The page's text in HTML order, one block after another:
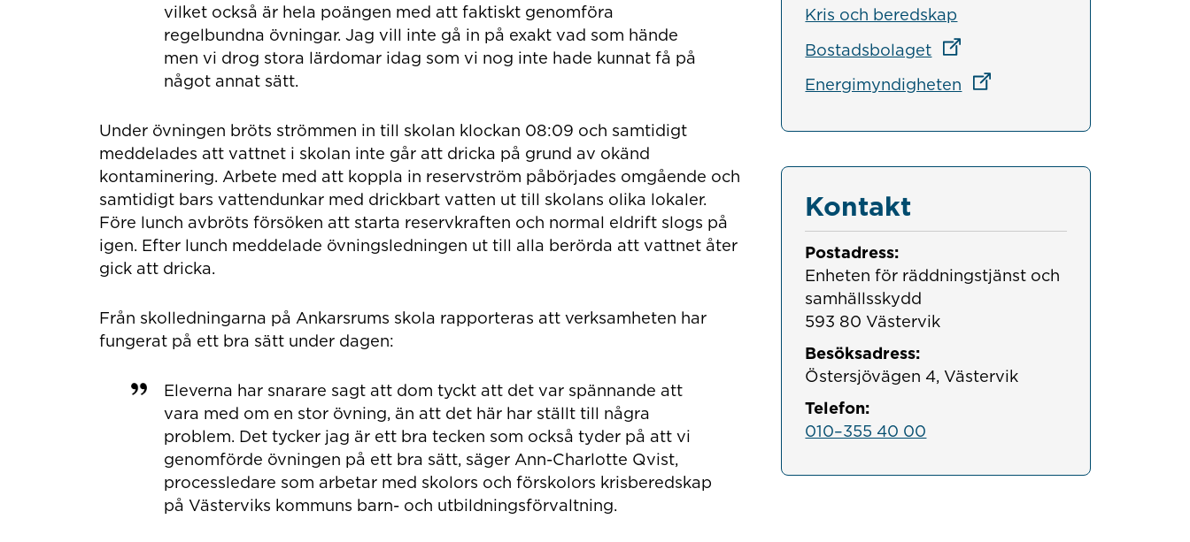
vilket också är hela poängen med att faktiskt genomföra
regelbundna övningar. Jag vill inte gå in på exakt vad som hände
men vi drog stora lärdomar idag som vi nog inte hade kunnat få på
något annat sätt.
Under övningen bröts strömmen in till skolan klockan 08:09 och samtidigt
meddelades att vattnet i skolan inte går att dricka på grund av okänd
kontaminering. Arbete med att koppla in reservström påbörjades omgående och
samtidigt bars vattendunkar med drickbart vatten ut till skolans olika lokaler.
Före lunch avbröts försöken att starta reservkraften och normal eldrift slogs på
igen. Efter lunch meddelade övningsledningen ut till alla berörda att vattnet åter
gick att dricka.
Från skolledningarna på Ankarsrums skola rapporteras att verksamheten har
fungerat på ett bra sätt under dagen:
Eleverna har snarare sagt att dom tyckt att det var spännande att
vara med om en stor övning, än att det här har ställt till några
problem. Det tycker jag är ett bra tecken som också tyder på att vi
genomförde övningen på ett bra sätt, säger Ann-Charlotte Qvist,
processledare som arbetar med skolors och förskolors krisberedskap
på Västerviks kommuns barn- och utbildningsförvaltning.
Kris och beredskap
BostadsbolagetLänk till annan webbplats
Energimyndigheten Länk till annan webbplats
Kontakt
Postadress:
Enheten för räddningstjänst och
samhällsskydd
593 80 Västervik
Besöksadress:
Östersjövägen 4, Västervik
Telefon:
010–355 40 00